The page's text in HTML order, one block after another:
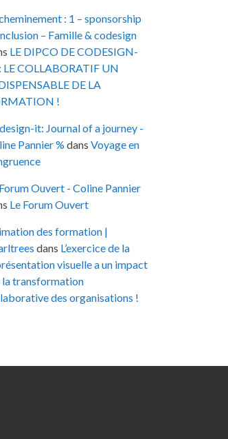
: 1 – sponsorship
– Famille & codesign
LE DIPCO DE CODESIGN-
LE COLLABORATIF UN
DE LA
!
it: Journal of a journey -
Pannier % dans Voyage en
Ouvert - Coline Pannier
Le Forum Ouvert
des formation |
dans L’exercice de la
visuelle a un impact
la transformation
des organisations !